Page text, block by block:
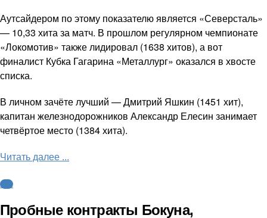
Аутсайдером по этому показателю является «Северсталь»
— 10,33 хита за матч. В прошлом регулярном чемпионате
«Локомотив» также лидировал (1638 хитов), а вот
финалист Кубка Гагарина «Металлург» оказался в хвосте
списка.
В личном зачёте лучший — Дмитрий Яшкин (1451 хит),
капитан железнодорожников Александр Елесин занимает
четвёртое место (1384 хита).
Читать далее ...
КХЛ
Пробные контракты Бокуна,